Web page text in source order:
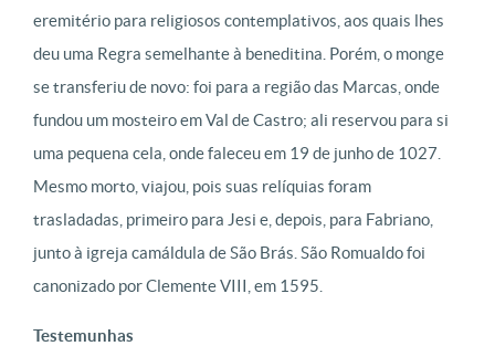
eremitério para religiosos contemplativos, aos quais lhes
deu uma Regra semelhante à beneditina. Porém, o monge
se transferiu de novo: foi para a região das Marcas, onde
fundou um mosteiro em Val de Castro; ali reservou para si
uma pequena cela, onde faleceu em 19 de junho de 1027.
Mesmo morto, viajou, pois suas relíquias foram
trasladadas, primeiro para Jesi e, depois, para Fabriano,
junto à igreja camáldula de São Brás. São Romualdo foi
canonizado por Clemente VIII, em 1595.
Testemunhas